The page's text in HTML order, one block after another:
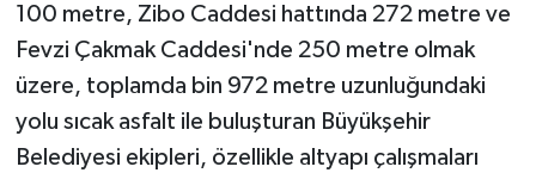
100 metre, Zibo Caddesi hattında 272 metre ve
Fevzi Çakmak Caddesi'nde 250 metre olmak
üzere, toplamda bin 972 metre uzunluğundaki
yolu sıcak asfalt ile buluşturan Büyükşehir
Belediyesi ekipleri, özellikle altyapı çalışmaları